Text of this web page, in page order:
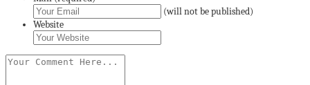
(will not be published)
Website